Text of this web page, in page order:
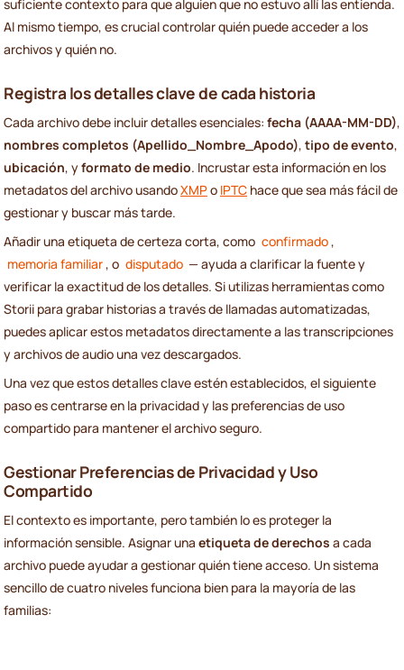
suficiente contexto para que alguien que no estuvo allí las entienda.
Al mismo tiempo, es crucial controlar quién puede acceder a los
archivos y quién no.
Registra los detalles clave de cada historia
Cada archivo debe incluir detalles esenciales: fecha (AAAA-MM-DD),
nombres completos (Apellido_Nombre_Apodo), tipo de evento,
ubicación, yformato de medio. Incrustar esta información en los
metadatos del archivo usandoXMPo IPTC hace que sea más fácil de
gestionar y buscar más tarde.
Añadir una etiqueta de certeza corta, como confirmado,
memoria familiar, o disputado — ayuda a clarificar la fuente y
verificar la exactitud de los detalles. Si utilizas herramientas como
Storii para grabar historias a través de llamadas automatizadas,
puedes aplicar estos metadatos directamente a las transcripciones
y archivos de audio una vez descargados.
Una vez que estos detalles clave estén establecidos, el siguiente
paso es centrarse en la privacidad y las preferencias de uso
compartido para mantener el archivo seguro.
Gestionar Preferencias de Privacidad y Uso
Compartido
El contexto es importante, pero también lo es proteger la
información sensible. Asignar una etiqueta de derechos a cada
archivo puede ayudar a gestionar quién tiene acceso. Un sistema
sencillo de cuatro niveles funciona bien para la mayoría de las
familias: